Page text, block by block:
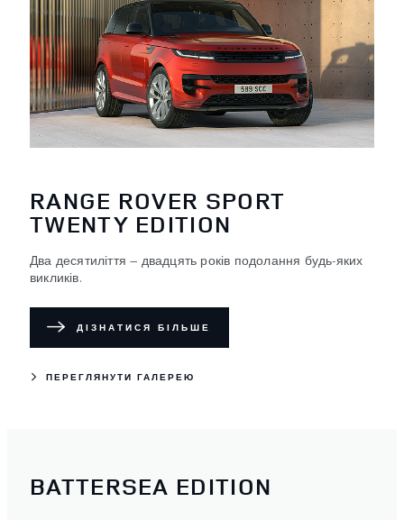
RANGE ROVER SPORT
TWENTY EDITION
Два десятиліття — двадцять років подолання будь-яких
викликів.
ДІЗНАТИСЯ БІЛЬШЕ
ПЕРЕГЛЯНУТИ ГАЛЕРЕЮ
BATTERSEA EDITION